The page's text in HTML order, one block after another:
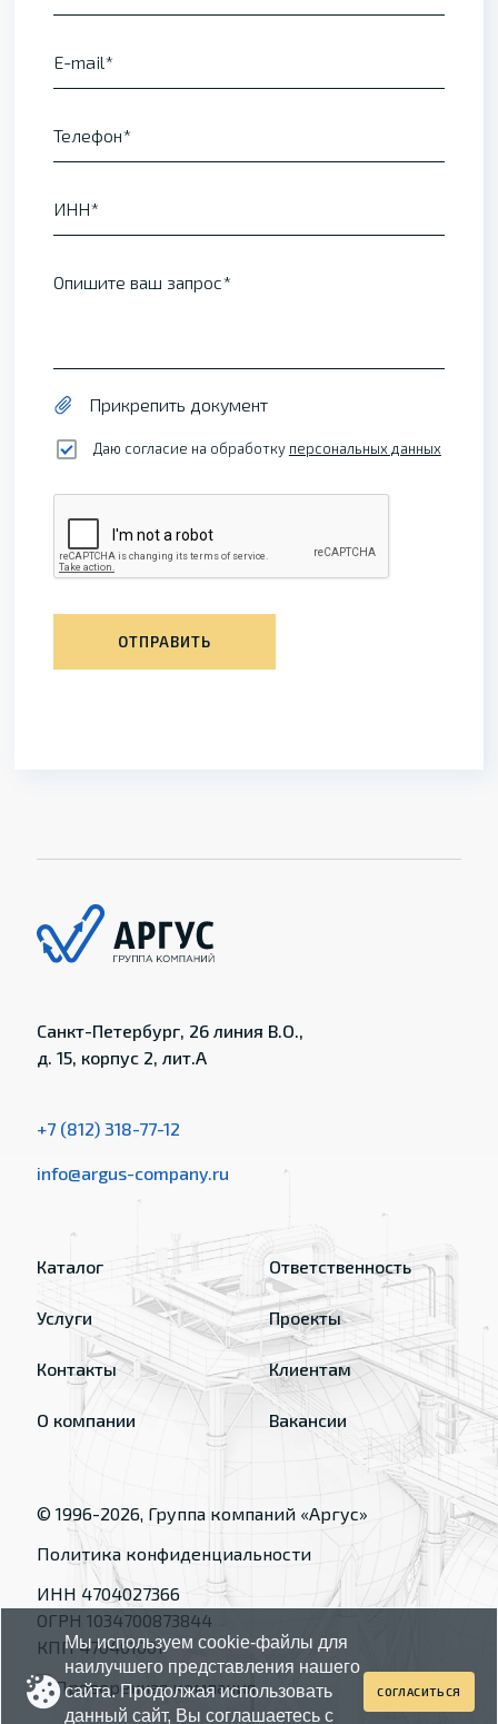
E-mail
Телефон
ИНН
Опишите ваш запрос
Прикрепить документ
Даю согласие на обработку персональных данных
ОТПРАВИТЬ
Санкт-Петербург, 26 линия В.О.,
д. 15, корпус 2, лит.А
+7 (812) 318-77-12
info@argus-company.ru
Каталог
Услуги
Контакты
О компании
Ответственность
Проекты
Клиентам
Вакансии
© 1996-2026, Группа компаний «Аргус»
Политика конфиденциальности
ИНН 4704027366
ОГРН 1034700873844
КПП 470401001
Мы используем cookie-файлы для
наилучшего представления нашего
сайта. Продолжая использовать
данный сайт, Вы соглашаетесь с
СОГЛАСИТЬСЯ